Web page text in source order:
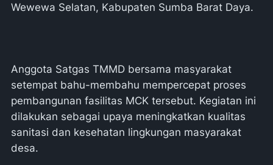
Wewewa Selatan, Kabupaten Sumba Barat Daya.
Anggota Satgas TMMD bersama masyarakat
setempat bahu-membahu mempercepat proses
pembangunan fasilitas MCK tersebut. Kegiatan ini
dilakukan sebagai upaya meningkatkan kualitas
sanitasi dan kesehatan lingkungan masyarakat
desa.